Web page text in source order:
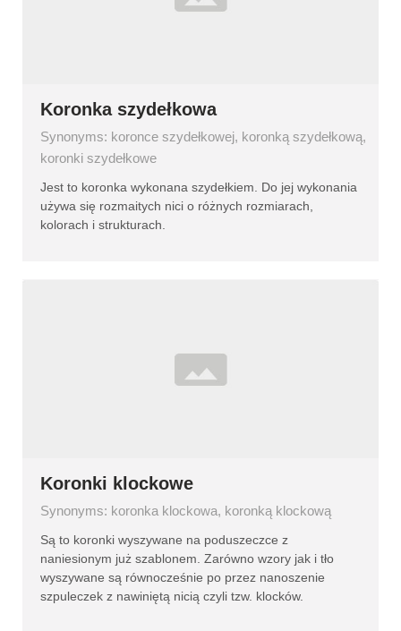
Koronka szydełkowa
Synonyms: koronce szydełkowej, koronką szydełkową,
koronki szydełkowe
Jest to koronka wykonana szydełkiem. Do jej wykonania
używa się rozmaitych nici o różnych rozmiarach,
kolorach i strukturach.
Koronki klockowe
Synonyms: koronka klockowa, koronką klockową
Są to koronki wyszywane na poduszeczce z
naniesionym już szablonem. Zarówno wzory jak i tło
wyszywane są równocześnie po przez nanoszenie
szpuleczek z nawiniętą nicią czyli tzw. klocków.